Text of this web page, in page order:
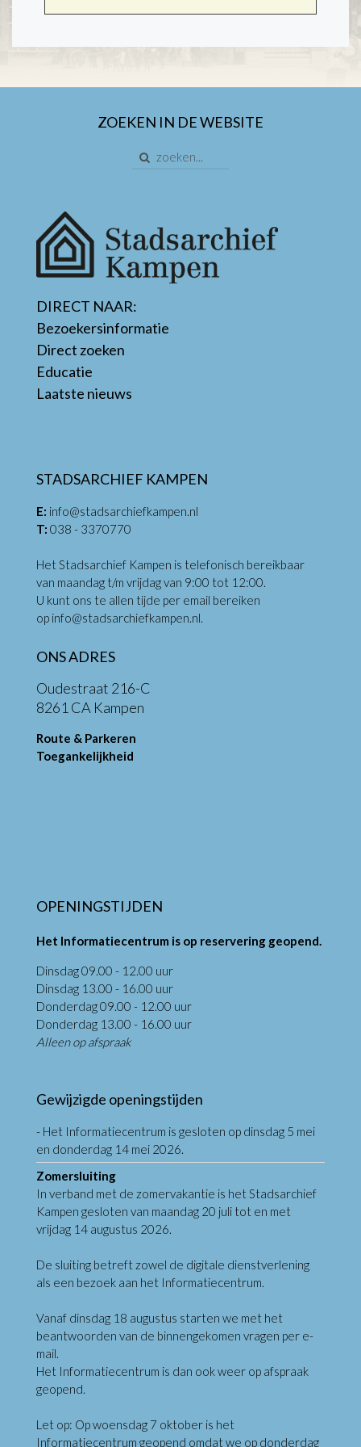
ZOEKEN IN DE WEBSITE
DIRECT NAAR:
Bezoekersinformatie
Direct zoeken
Educatie
Laatste nieuws
STADSARCHIEF KAMPEN
E: info@stadsarchiefkampen.nl
T: 038 - 3370770
Het Stadsarchief Kampen is telefonisch bereikbaar
van maandag t/m vrijdag van 9:00 tot 12:00.
U kunt ons te allen tijde per email bereiken
op info@stadsarchiefkampen.nl.
ONS ADRES
Oudestraat 216-C
8261 CA Kampen
Route & Parkeren
Toegankelijkheid
OPENINGSTIJDEN
Het Informatiecentrum is op reservering geopend.
Dinsdag 09.00 - 12.00 uur
Dinsdag 13.00 - 16.00 uur
Donderdag 09.00 - 12.00 uur
Donderdag 13.00 - 16.00 uur
Alleen op afspraak
Gewijzigde openingstijden
- Het Informatiecentrum is gesloten op dinsdag 5 mei
en donderdag 14 mei 2026.
Zomersluiting
In verband met de zomervakantie is het Stadsarchief
Kampen gesloten van maandag 20 juli tot en met
vrijdag 14 augustus 2026.
De sluiting betreft zowel de digitale dienstverlening
als een bezoek aan het Informatiecentrum.
Vanaf dinsdag 18 augustus starten we met het
beantwoorden van de binnengekomen vragen per e-
mail.
Het Informatiecentrum is dan ook weer op afspraak
geopend.
Let op: Op woensdag 7 oktober is het
Informatiecentrum geopend omdat we op donderdag